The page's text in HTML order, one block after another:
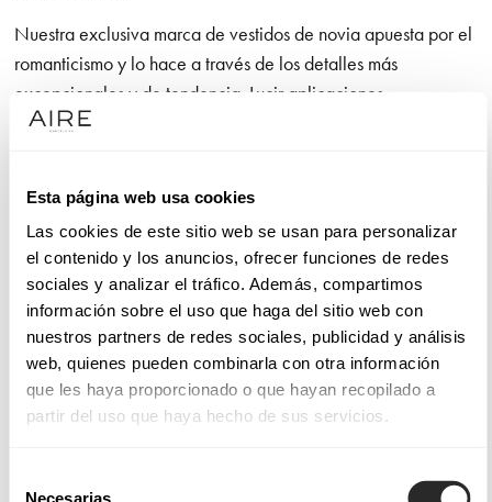
Esta página web usa cookies
Las cookies de este sitio web se usan para personalizar
el contenido y los anuncios, ofrecer funciones de redes
sociales y analizar el tráfico. Además, compartimos
información sobre el uso que haga del sitio web con
nuestros partners de redes sociales, publicidad y análisis
web, quienes pueden combinarla con otra información
que les haya proporcionado o que hayan recopilado a
partir del uso que haya hecho de sus servicios.
Necesarias
Nuestra exclusiva marca de vestidos de novia apuesta por el
romanticismo y lo hace a través de los detalles más
excepcionales y de tendencia. Lucir aplicaciones
extraordinarias de camino al altar es un lujo. No olvidamos el
nobles que utilizamos en cada modelo y que son un gusto
para la vista y para el tacto.
Sucumbirás con la línea de vestidos de alta costura Aire
Atelier si tus máximas son calidad y moda. Sentirás
admiración por los modelos Aire Barcelona, que funden la
elegancia con la sensualidad, dando lugar a confecciones
muy femeninas con las que celebrar el amor. Y te gustarán los
enfundada en un vestido de novia sencillo en apariencia,